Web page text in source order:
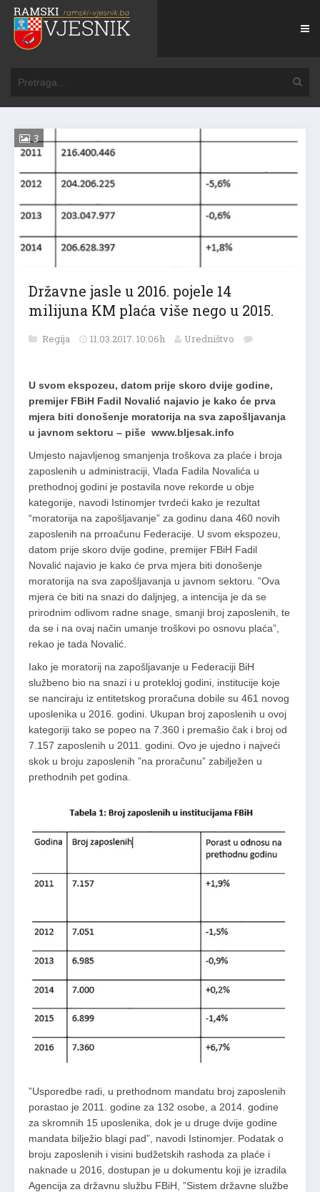
3
Državne jasle u 2016. pojele 14
milijuna KM plaća više nego u 2015.
Regija 11.03.2017. 10:06h Uredništvo
U svom ekspozeu, datom prije skoro dvije godine,
premijer FBiH Fadil Novalić najavio je kako će prva
mjera biti donošenje moratorija na sva zapošljavanja
u javnom sektoru – piše www.bljesak.info
Umjesto najavljenog smanjenja troškova za plaće i broja
zaposlenih u administraciji, Vlada Fadila Novalića u
prethodnoj godini je postavila nove rekorde u obje
kategorije, navodi Istinomjer tvrdeći kako je rezultat
“moratorija na zapošljavanje” za godinu dana 460 novih
zaposlenih na prroačunu Federacije. U svom ekspozeu,
datom prije skoro dvije godine, premijer FBiH Fadil
Novalić najavio je kako će prva mjera biti donošenje
moratorija na sva zapošljavanja u javnom sektoru. ”Ova
mjera će biti na snazi do daljnjeg, a intencija je da se
prirodnim odlivom radne snage, smanji broj zaposlenih, te
da se i na ovaj način umanje troškovi po osnovu plaća”,
rekao je tada Novalić.
Iako je moratorij na zapošljavanje u Federaciji BiH
službeno bio na snazi i u protekloj godini, institucije koje
se nanciraju iz entitetskog proračuna dobile su 461 novog
uposlenika u 2016. godini. Ukupan broj zaposlenih u ovoj
kategoriji tako se popeo na 7.360 i premašio čak i broj od
7.157 zaposlenih u 2011. godini. Ovo je ujedno i najveći
skok u broju zaposlenih ”na proračunu” zabilježen u
prethodnih pet godina.
”Usporedbe radi, u prethodnom mandatu broj zaposlenih
porastao je 2011. godine za 132 osobe, a 2014. godine
za skromnih 15 uposlenika, dok je u druge dvije godine
mandata bilježio blagi pad”, navodi Istinomjer. Podatak o
broju zaposlenih i visini budžetskih rashoda za plaće i
naknade u 2016, dostupan je u dokumentu koji je izradila
Agencija za državnu službu FBiH, ”Sistem državne službe